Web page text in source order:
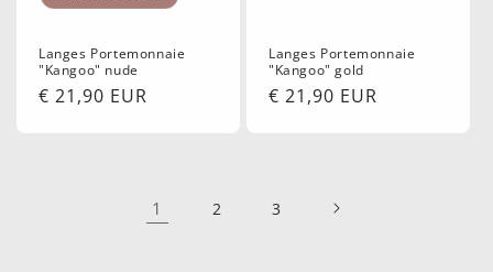
Langes Portemonnaie
"Kangoo" nude
Normaler
€ 21,90 EUR
Langes Portemonnaie
"Kangoo" gold
Normaler
€ 21,90 EUR
1 2 3